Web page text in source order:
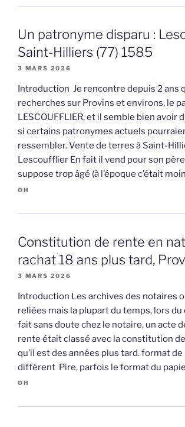
Un patronyme disparu :
Saint-Hilliers (77) 1585
3 MARS 2026
Introduction Je rencontre depuis 2 ans
recherches sur Provins et environs, le
LESCOUFFLIER, et il semble bien avoir
si certains patronymes actuels
ressembler. Vente de terres à Saint-
Lescoufflier En fait il vend pour son père
suppose trop âgé (à l’époque c’était
OH
Constitution de rente en
rachat 18 ans plus tard,
3 MARS 2026
Introduction Les archives des notaires
reliées mais la plupart du temps, lors
fait sans doute chez le notaire, un acte
rente était classé avec la constitution
qu’il est des années plus tard. format
différent Pire, parfois le format du
OH